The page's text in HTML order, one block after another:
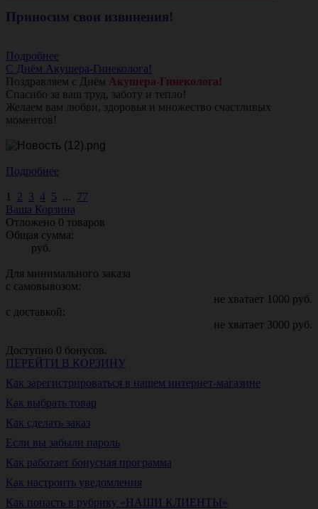
Приносим свои извинения!
Подробнее
С Днём Акушера-Гинеколога!
Поздравляем с Днём Акушера-Гинеколога!
Спасибо за ваш труд, заботу и тепло!
Желаем вам любви, здоровья и множество счастливых
моментов!
Подробнее
1 2 3 4 5 ... 77
Ваша Корзина
Отложено 0 товаров
Общая сумма:
руб.
Для минимального заказа
с самовывозом:
не хватает 1000 руб.
с доставкой:
не хватает 3000 руб.
Доступно 0 бонусов.
ПЕРЕЙТИ В КОРЗИНУ
Как зарегистрироваться в нашем интернет-магазине
Как выбрать товар
Как сделать заказ
Если вы забыли пароль
Как работает бонусная программа
Как настроить уведомления
Как попасть в рубрику «НАШИ КЛИЕНТЫ»